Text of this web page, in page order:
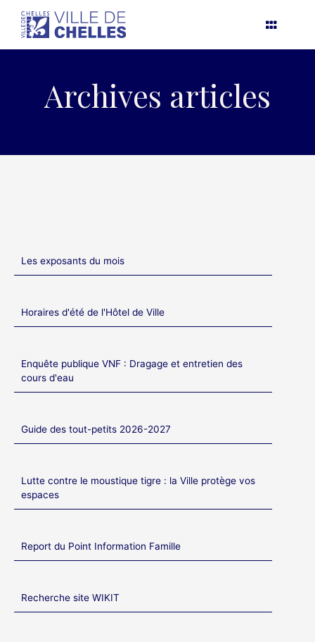
contenu
Archives articles
Les exposants du mois
Horaires d'été de l'Hôtel de Ville
Enquête publique VNF : Dragage et entretien des
cours d'eau
Guide des tout-petits 2026-2027
Lutte contre le moustique tigre : la Ville protège vos
espaces
Report du Point Information Famille
Recherche site WIKIT